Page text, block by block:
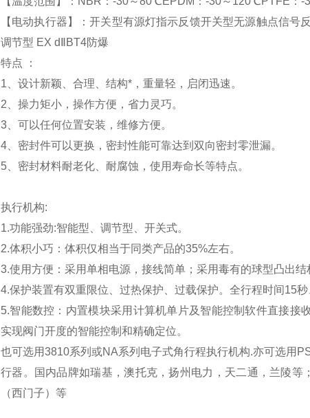
【电动执行器】：开关型有源灯指示反馈开关型无源触点信
调节型 EX dⅡBT4防爆
特点 ：
1、设计新颖、合理、结构*，重量轻，启闭迅速。
2、操力矩小，操作方便，省力灵巧。
3、可以任何位置安装，维修方便。
4、密封件可以更换，密封性能可靠达到双向密封零泄漏。
5、密封材料耐老化、耐腐蚀，使用寿命长等特点。
执行机构:
1.功能强劲:智能型、调节型、开关式。
2.体积小巧：体积仅相当于同类产品的35%左右。
3.使用方便：采用单相电源，接线简单；采用毒有的球型凸出
4.保护装置有双重限位、过热保护、过载保护。全行程时间15
5.智能数控：内置模块采用计算机单片及智能控制软件直接接
实现阀门开度的智能控制和精确定位。
也可选用3810系列或NA系列电子式角行程执行机构.亦可选用
行器。国内品牌如瑞基，澳托克，扬州电力，天二通，兰陵
（西门子）等